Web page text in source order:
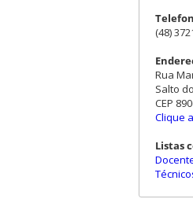
(48)
Rua
Salto
CEP
Clique
Listas